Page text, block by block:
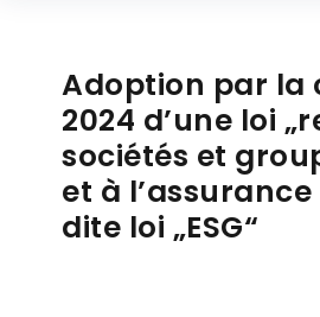
Adoption par la
2024 d’une loi
sociétés et
et à
dite loi „ESG“